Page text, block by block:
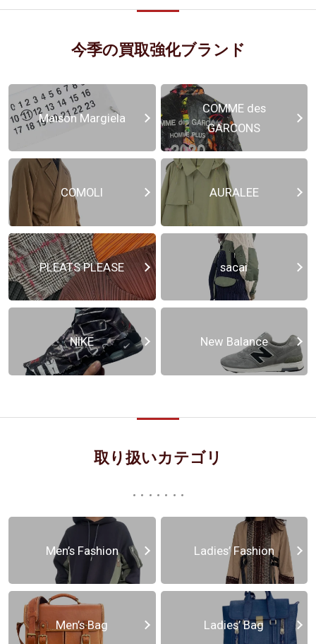
今季の買取強化ブランド
Maison Margiela
COMME des
GARCONS
COMOLI AURALEE
PLEATS PLEASE sacai
NIKE New Balance
取り扱いカテゴリ
Men’s Fashion Ladies’ Fashion
Men’s Bag Ladies’ Bag